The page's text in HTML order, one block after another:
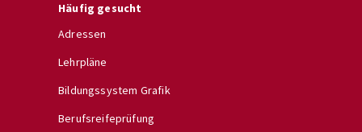
Häufig gesucht
Adressen
Lehrpläne
Bildungssystem Grafik
Berufsreifeprüfung